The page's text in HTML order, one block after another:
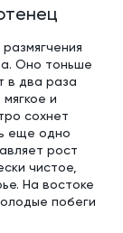
Оно тоньше
в два раза
и
сохнет
еще одно
рост
чистое,
На востоке
побеги